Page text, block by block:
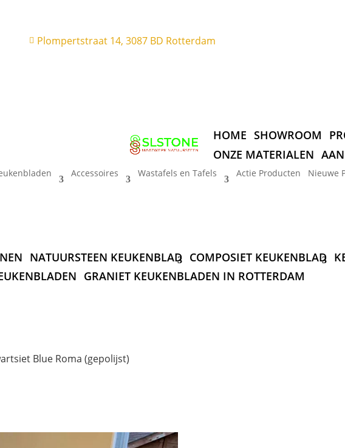
 Plompertstraat 14, 3087 BD Rotterdam
HOME SHOWROOM
ONZE MATERIALEN
Accessoires Wastafels en Tafels Actie Producten Nieuwe
NATUURSTEEN KEUKENBLAD COMPOSIET KEUKENBLAD
GRANIET KEUKENBLADEN IN ROTTERDAM
Blue Roma (gepolijst)